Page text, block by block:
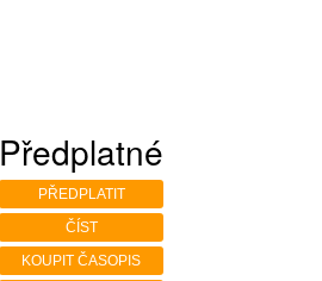
Předplatné
PŘEDPLATIT
ČÍST
KOUPIT ČASOPIS